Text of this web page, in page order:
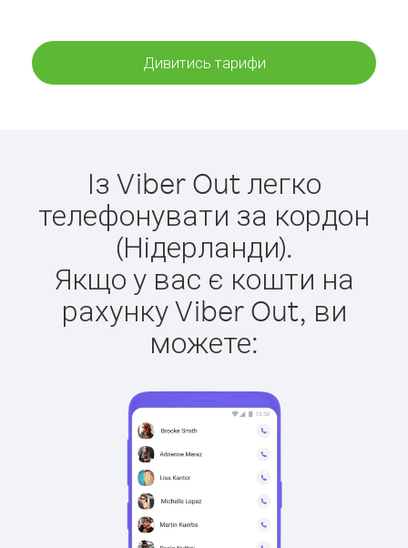
Дивитись тарифи
Із Viber Out легко
телефонувати за кордон
(Нідерланди).
Якщо у вас є кошти на
рахунку Viber Out, ви
можете: